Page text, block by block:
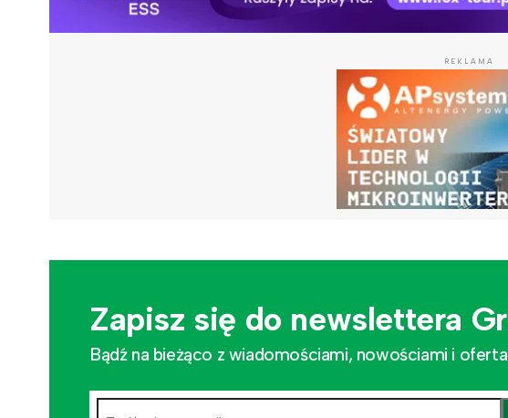
REKLAMA
Zapisz się do newslettera
Bądź na bieżąco z wiadomościami, nowościami i